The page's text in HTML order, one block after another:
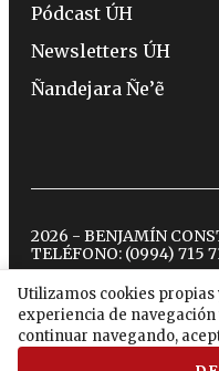
Utilizamos cookies
experiencia de
continuar navegando,
Pódcast ÚH
Newsletters ÚH
Ñandejara Ñe’ẽ
2026 - BENJAMÍN
TELÉFONO: (0994) 715
twitterinstagram